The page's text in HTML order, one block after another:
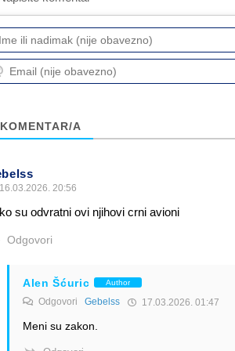
KOMENTAR/A
16.03.2026. 20:56
su odvratni ovi njihovi crni avioni
Odgovori
Alen Šćuric Author
Odgovori Gebelss 17.03.2026. 01:47
Meni su zakon.